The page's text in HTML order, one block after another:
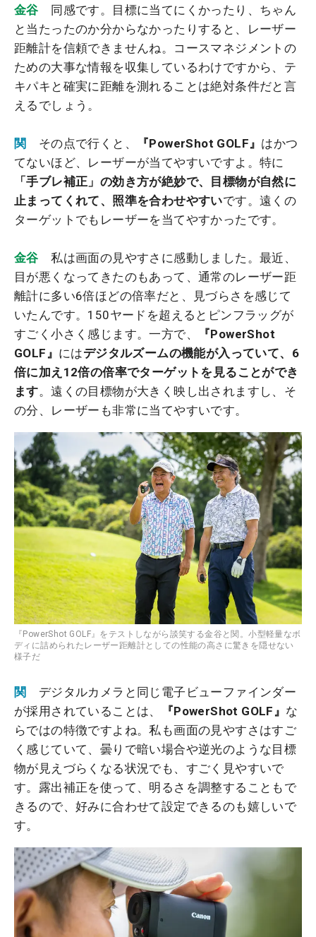
金谷 同感です。目標に当てにくかったり、ちゃん
と当たったのか分からなかったりすると、レーザー
距離計を信頼できませんね。コースマネジメントの
ための大事な情報を収集しているわけですから、テ
キパキと確実に距離を測れることは絶対条件だと言
えるでしょう。
関 その点で行くと、 『PowerShot GOLF』 はかつ
てないほど、レーザーが当てやすいですよ。特に
「手ブレ補正」の効き方が絶妙で、目標物が自然に
止まってくれて、照準を合わせやすいです。遠くの
ターゲットでもレーザーを当てやすかったです。
金谷 私は画面の見やすさに感動しました。最近、
目が悪くなってきたのもあって、通常のレーザー距
離計に多い6倍ほどの倍率だと、見づらさを感じて
いたんです。150ヤードを超えるとピンフラッグが
すごく小さく感じます。一方で、
『PowerShot
GOLF』 にはデジタルズームの機能が入っていて、6
倍に加え12倍の倍率でターゲットを見ることができ
ます。遠くの目標物が大きく映し出されますし、そ
の分、レーザーも非常に当てやすいです。
『PowerShot GOLF』をテストしながら談笑する金谷と関。小型軽量なボ
ディに詰められたレーザー距離計としての性能の高さに驚きを隠せない
様子だ
関
デジタルカメラと同じ電子ビューファインダー
が採用されていることは、
『PowerShot GOLF』 な
らではの特徴ですよね。私も画面の見やすさはすご
く感じていて、曇りで暗い場合や逆光のような目標
物が見えづらくなる状況でも、すごく見やすいで
す。露出補正を使って、明るさを調整することもで
きるので、好みに合わせて設定できるのも嬉しいで
す。